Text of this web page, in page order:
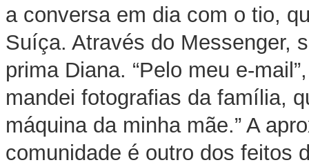
a conversa em dia com o tio,
Suíça. Através do Messenger,
prima Diana. “Pelo meu e-
mandei fotografias da família,
máquina da minha mãe.” A
comunidade é outro dos feitos